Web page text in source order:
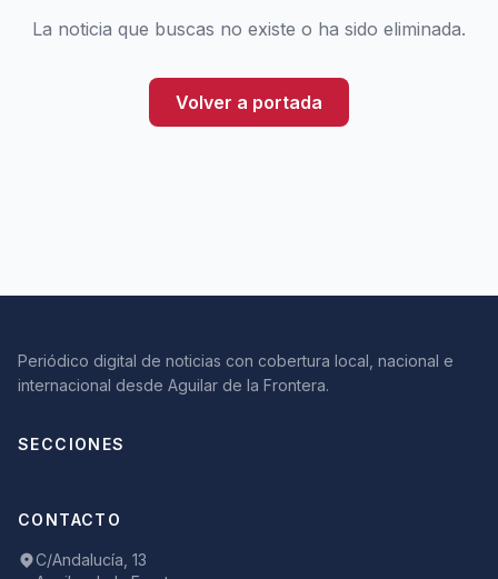
La noticia que buscas no existe o ha sido eliminada.
Volver a portada
Periódico digital de noticias con cobertura local, nacional e
internacional desde Aguilar de la Frontera.
SECCIONES
CONTACTO
C/Andalucía, 13